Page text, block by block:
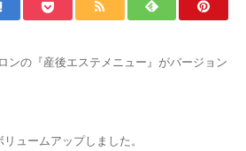
ンの『産後エステメニュー』がバージョン
リュームアップしました。